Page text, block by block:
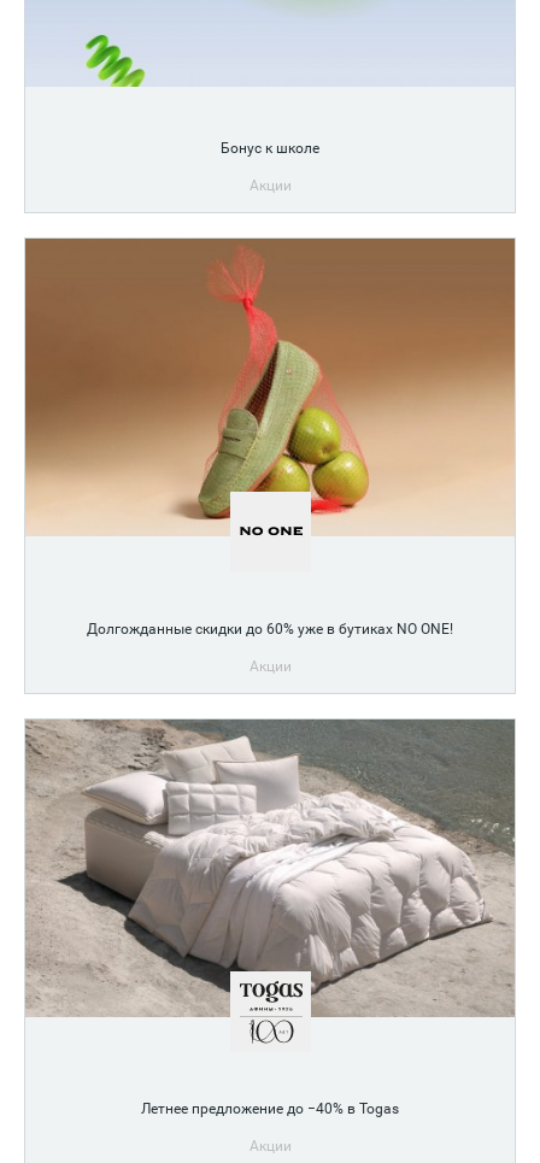
Бонус к школе
Акции
Долгожданные скидки до 60% уже в бутиках NO ONE!
Акции
Летнее предложение до −40% в Togas
Акции